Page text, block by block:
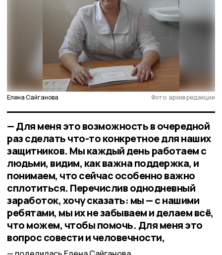
Елена Сайганова Фото: архив редакции
— Для меня это возможность в очередной
раз сделать что-то конкретное для наших
защитников. Мы каждый день работаем с
людьми, видим, как важна поддержка, и
понимаем, что сейчас особенно важно
сплотиться. Перечислив однодневный
заработок, хочу сказать: мы — с нашими
ребятами, мы их не забываем и делаем всё,
что можем, чтобы помочь. Для меня это
вопрос совести и человечности,